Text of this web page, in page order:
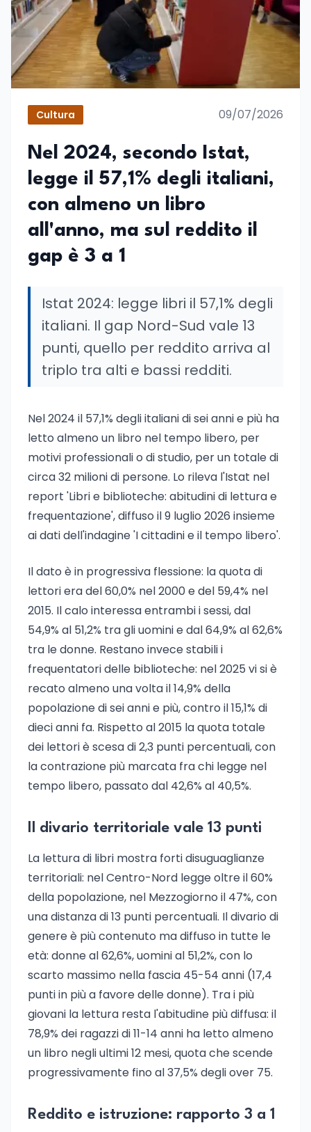
Cultura 09/07/2026
Nel 2024, secondo Istat,
legge il 57,1% degli italiani,
con almeno un libro
all'anno, ma sul reddito il
gap è 3 a 1
Istat 2024: legge libri il 57,1% degli
italiani. Il gap Nord-Sud vale 13
punti, quello per reddito arriva al
triplo tra alti e bassi redditi.
Nel 2024 il 57,1% degli italiani di sei anni e più ha
letto almeno un libro nel tempo libero, per
motivi professionali o di studio, per un totale di
circa 32 milioni di persone. Lo rileva l'Istat nel
report 'Libri e biblioteche: abitudini di lettura e
frequentazione', diffuso il 9 luglio 2026 insieme
ai dati dell'indagine 'I cittadini e il tempo libero'.
Il dato è in progressiva flessione: la quota di
lettori era del 60,0% nel 2000 e del 59,4% nel
2015. Il calo interessa entrambi i sessi, dal
54,9% al 51,2% tra gli uomini e dal 64,9% al 62,6%
tra le donne. Restano invece stabili i
frequentatori delle biblioteche: nel 2025 vi si è
recato almeno una volta il 14,9% della
popolazione di sei anni e più, contro il 15,1% di
dieci anni fa. Rispetto al 2015 la quota totale
dei lettori è scesa di 2,3 punti percentuali, con
la contrazione più marcata fra chi legge nel
tempo libero, passato dal 42,6% al 40,5%.
Il divario territoriale vale 13 punti
La lettura di libri mostra forti disuguaglianze
territoriali: nel Centro-Nord legge oltre il 60%
della popolazione, nel Mezzogiorno il 47%, con
una distanza di 13 punti percentuali. Il divario di
genere è più contenuto ma diffuso in tutte le
età: donne al 62,6%, uomini al 51,2%, con lo
scarto massimo nella fascia 45-54 anni (17,4
punti in più a favore delle donne). Tra i più
giovani la lettura resta l'abitudine più diffusa: il
78,9% dei ragazzi di 11-14 anni ha letto almeno
un libro negli ultimi 12 mesi, quota che scende
progressivamente fino al 37,5% degli over 75.
Reddito e istruzione: rapporto 3 a 1